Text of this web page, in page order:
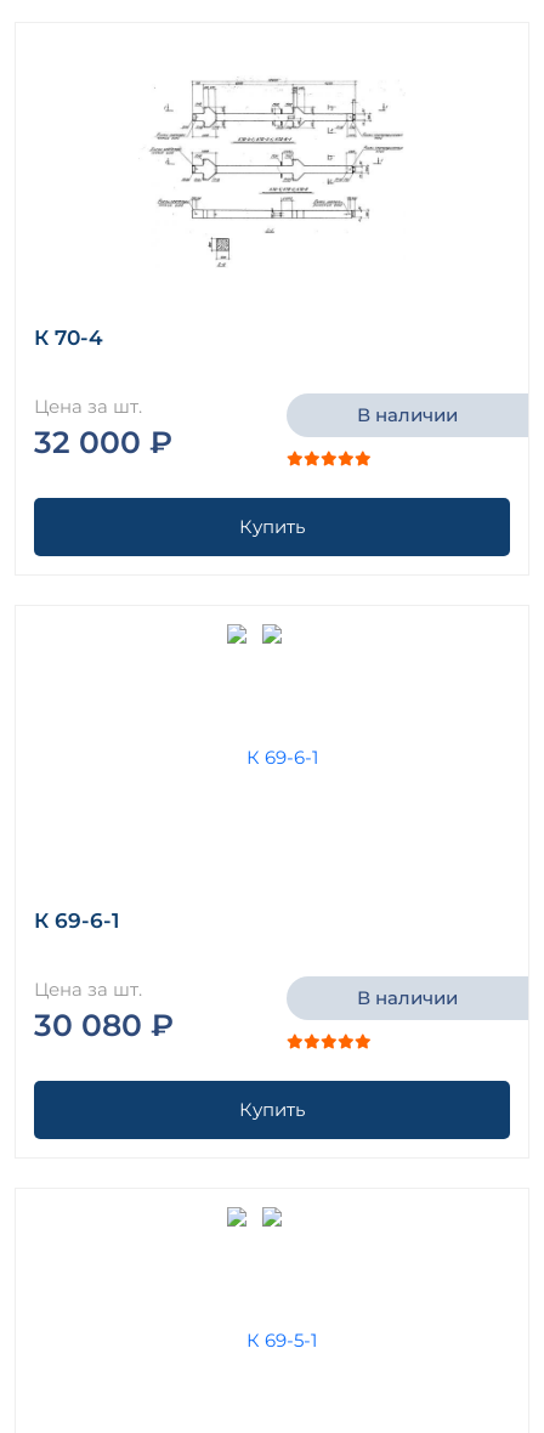
К 70-4
Цена за шт.
32 000 ₽
В наличии
Купить
К 69-6-1
Цена за шт.
30 080 ₽
В наличии
Купить